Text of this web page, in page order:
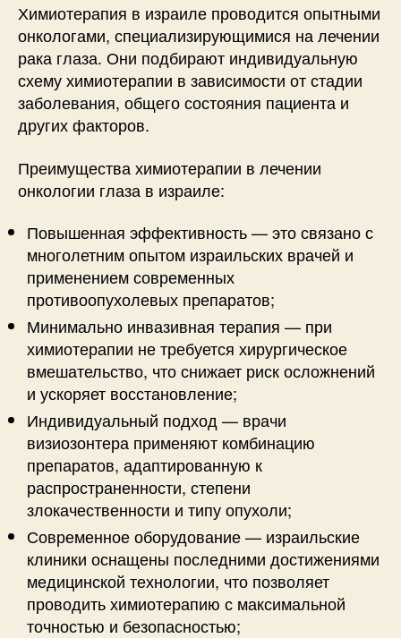
Химиотерапия в израиле проводится опытными
онкологами, специализирующимися на лечении
рака глаза. Они подбирают индивидуальную
схему химиотерапии в зависимости от стадии
заболевания, общего состояния пациента и
других факторов.
Преимущества химиотерапии в лечении
онкологии глаза в израиле:
Повышенная эффективность — это связано с
многолетним опытом израильских врачей и
применением современных
противоопухолевых препаратов;
Минимально инвазивная терапия — при
химиотерапии не требуется хирургическое
вмешательство, что снижает риск осложнений
и ускоряет восстановление;
Индивидуальный подход — врачи
визиозонтера применяют комбинацию
препаратов, адаптированную к
распространенности, степени
злокачественности и типу опухоли;
Современное оборудование — израильские
клиники оснащены последними достижениями
медицинской технологии, что позволяет
проводить химиотерапию с максимальной
точностью и безопасностью;